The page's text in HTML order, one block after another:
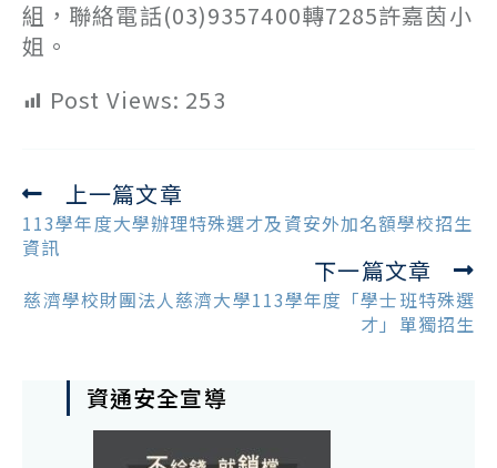
組，聯絡電話(03)9357400轉7285許嘉茵小
姐。
Post Views: 253
Read
more
articles
上一篇文章
113學年度大學辦理特殊選才及資安外加名額學校招生
資訊
下一篇文章
慈濟學校財團法人慈濟大學113學年度「學士班特殊選
才」單獨招生
資通安全宣導